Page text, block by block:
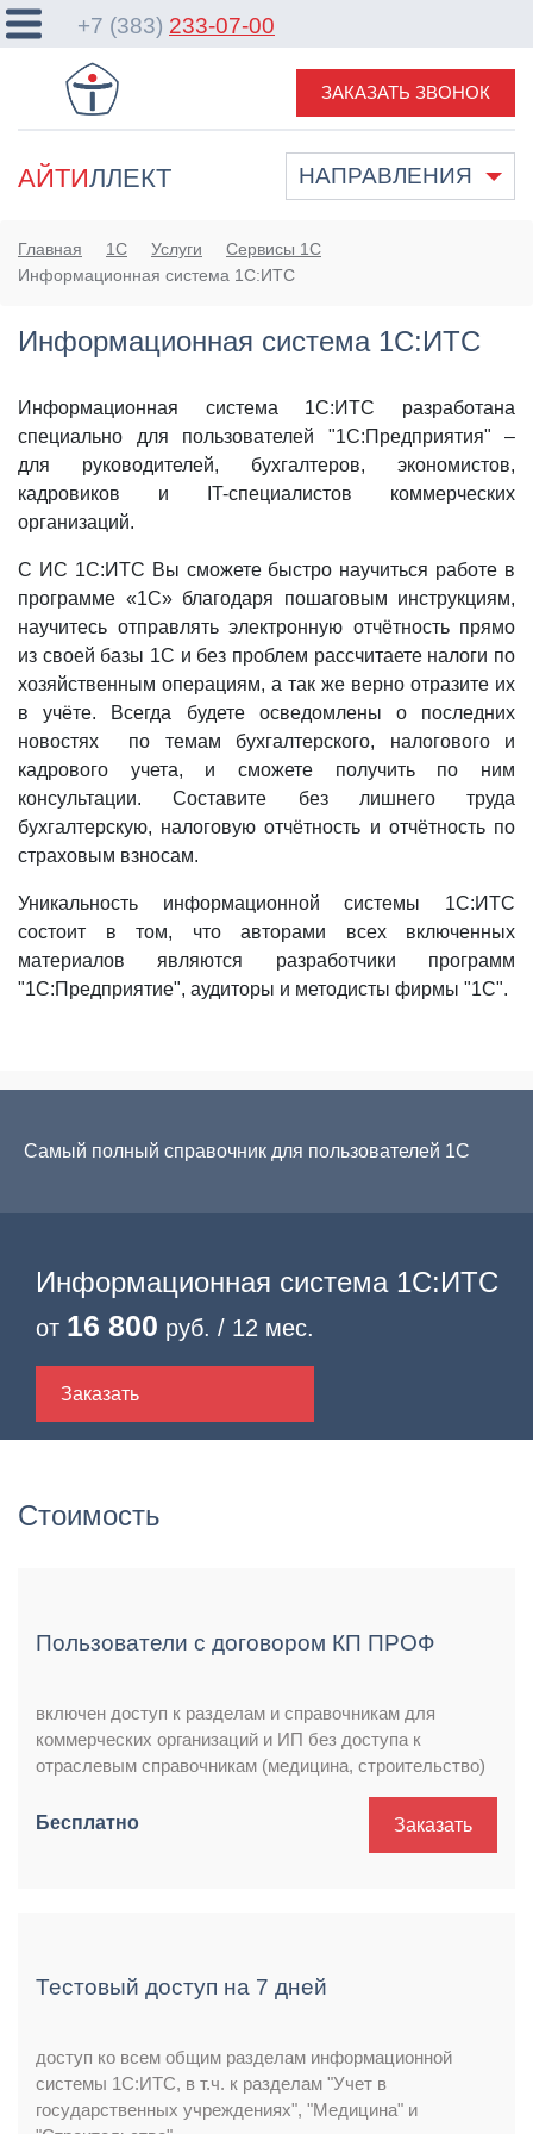
НАПРАВЛЕНИЯ
АЙТИЛЛЕКТ
+7 (383) 233-07-00
ЗАКАЗАТЬ ЗВОНОК
Главная 1С Услуги
Сервисы 1С
Информационная система 1С:ИТС
Информационная система 1С:ИТС
Информационная система 1С:ИТС разработана
специально для пользователей "1С:Предприятия" –
для руководителей, бухгалтеров, экономистов,
кадровиков и IT-специалистов коммерческих
организаций.
С ИС 1С:ИТС Вы сможете быстро научиться работе в
программе «1С» благодаря пошаговым инструкциям,
научитесь отправлять электронную отчётность прямо
из своей базы 1С и без проблем рассчитаете налоги по
хозяйственным операциям, а так же верно отразите их
в учёте. Всегда будете осведомлены о последних
новостях по темам бухгалтерского, налогового и
кадрового учета, и сможете получить по ним
консультации. Составите без лишнего труда
бухгалтерскую, налоговую отчётность и отчётность по
страховым взносам.
Уникальность информационной системы 1С:ИТС
состоит в том, что авторами всех включенных
материалов являются разработчики программ
"1С:Предприятие", аудиторы и методисты фирмы "1С".
Самый полный справочник для пользователей 1С
Информационная система 1С:ИТС
от 16 800 руб. / 12 мес.
Заказать
Стоимость
Пользователи с договором КП ПРОФ
включен доступ к разделам и справочникам для
коммерческих организаций и ИП без доступа к
отраслевым справочникам (медицина, строительство)
Бесплатно Заказать
Тестовый доступ на 7 дней
доступ ко всем общим разделам информационной
системы 1С:ИТС, в т.ч. к разделам "Учет в
государственных учреждениях", "Медицина" и